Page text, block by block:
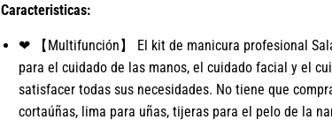
Caracteristicas:
❤ 【Multifunción】 El kit de manicura profesional
para el cuidado de las manos, el cuidado facial y el
satisfacer todas sus necesidades. No tiene que
cortaúñas, lima para uñas, tijeras para el pelo de la